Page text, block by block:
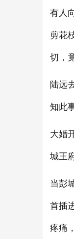
有人
剪花
切，
陆远
知此
大婚
城王
当彭
首插
疼痛